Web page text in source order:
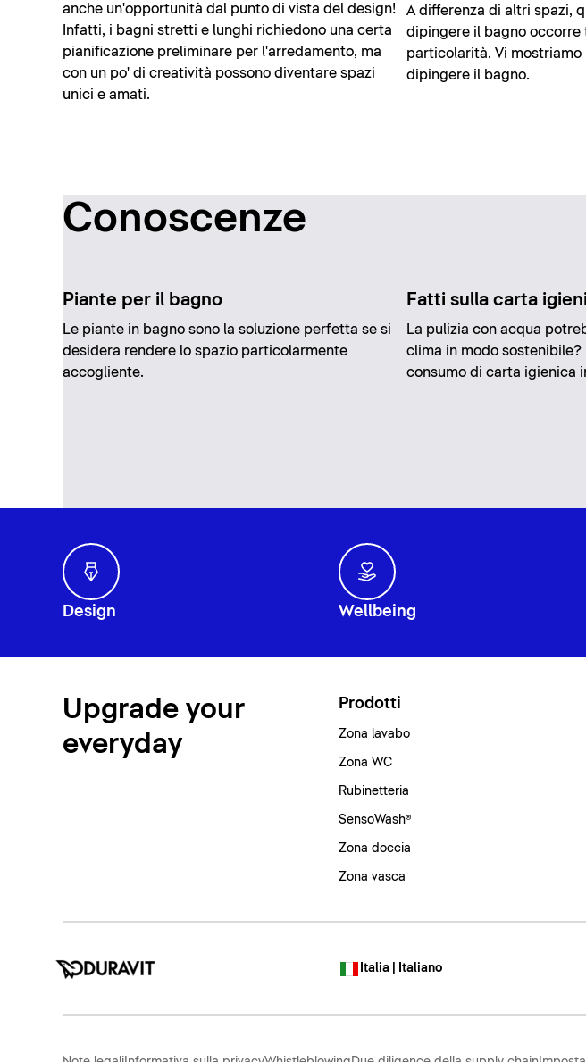
anche un'opportunità dal punto di vista del design!
Infatti, i bagni stretti e lunghi richiedono una certa
pianificazione preliminare per l'arredamento, ma
con un po' di creatività possono diventare spazi
unici e amati.
A differenza di altri spazi,
dipingere il bagno occorre
particolarità. Vi mostriamo
dipingere il bagno.
Conoscenze
Piante per il bagno
Le piante in bagno sono la soluzione perfetta se si
desidera rendere lo spazio particolarmente
accogliente.
Fatti sulla carta
La pulizia con acqua
clima in modo
consumo di carta igienica
Design Wellbeing
Upgrade your
everyday
Prodotti
Zona lavabo
Zona WC
Rubinetteria
SensoWash®
Zona doccia
Zona vasca
Italia | Italiano